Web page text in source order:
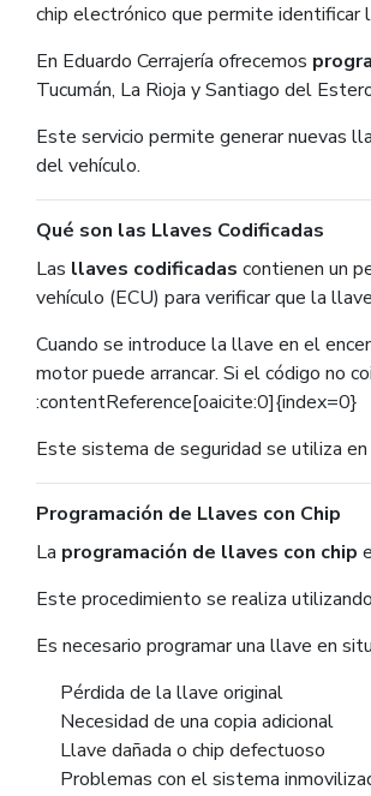
chip electrónico que permite identificar
En Eduardo Cerrajería ofrecemos
Tucumán, La Rioja y Santiago del
Este servicio permite generar nuevas
del vehículo.
Qué son las Llaves Codificadas
Las llaves codificadas contienen un
vehículo (ECU) para verificar que la
Cuando se introduce la llave en el
motor puede arrancar. Si el código no
:contentReference[oaicite:0]{index=0}
Este sistema de seguridad se utiliza
Programación de Llaves con Chip
La programación de llaves con chip
Este procedimiento se realiza
Es necesario programar una llave en
Pérdida de la llave original
Necesidad de una copia adicional
Llave dañada o chip defectuoso
Problemas con el sistema